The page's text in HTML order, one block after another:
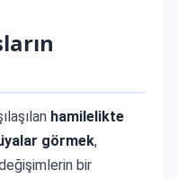
hamilelikte
görmek,
bir